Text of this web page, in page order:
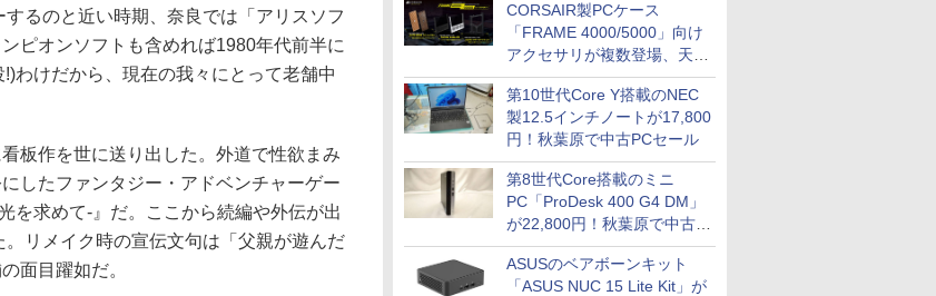
CORSAIR製PCケース
「FRAME 4000/5000」向け
アクセサリが複数登場、天然
木製パネルや背面コネクタ対
応トレイなど
第10世代Core Y搭載のNEC
製12.5インチノートが17,800
円！秋葉原で中古PCセール
第8世代Core搭載のミニ
PC「ProDesk 400 G4 DM」
が22,800円！秋葉原で中古
PCセール
ASUSのベアボーンキット
「ASUS NUC 15 Lite Kit」が
るのと近い時期、奈良では「アリスソフ
ピオンソフトも含めれば1980年代前半に
わけだから、現在の我々にとって老舗中
板作を世に送り出した。外道で性欲まみ
したファンタジー・アドベンチャーゲー
を求めて-』だ。ここから続編や外伝が出
リメイク時の宣伝文句は「父親が遊んだ
面目躍如だ。